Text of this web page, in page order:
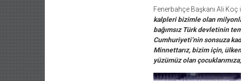
Fenerbahçe Başkanı Ali Koç
kalpleri bizimle olan
bağımsız Türk devletinin
Cumhuriyeti’nin sonsuza
Minnettarız, bizim için,
yüzümüz olan